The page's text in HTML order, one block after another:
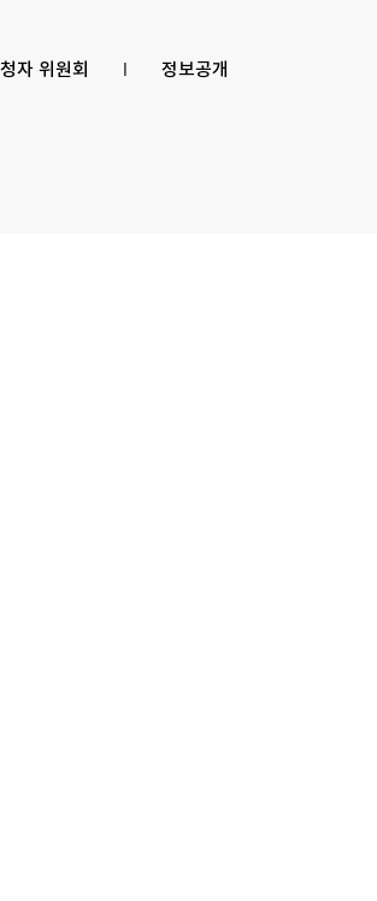
자 위원회 l 정보공개